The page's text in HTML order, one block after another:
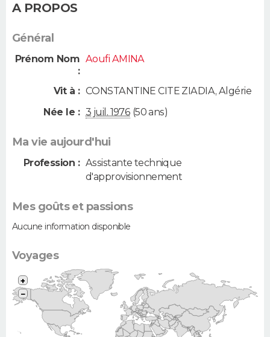
A PROPOS
Général
Prénom Nom
:
Aoufi AMINA
Vit à : CONSTANTINE CITE ZIADIA,Algérie
Née le : 3 juil. 1976 (50 ans)
Ma vie aujourd'hui
Profession : Assistante technique
d'approvisionnement
Mes goûts et passions
Aucune information disponible
Voyages
+
−